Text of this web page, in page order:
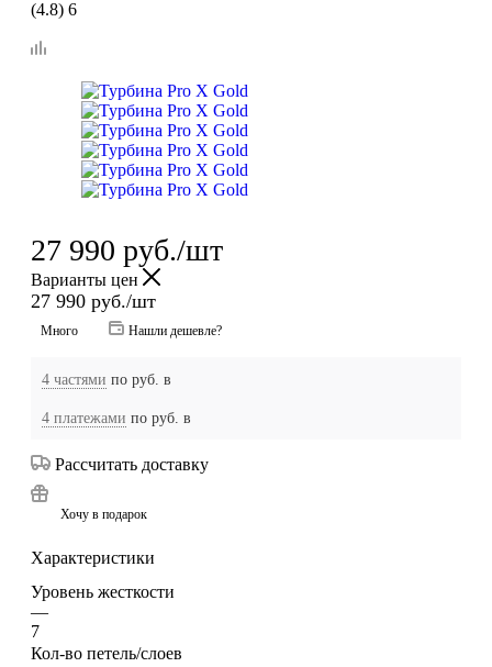
(4.8) 6
27 990 руб./шт
Варианты цен
27 990 руб./шт
Много Нашли дешевле?
4 частями по руб. в
4 платежами по руб. в
Рассчитать доставку
Хочу в подарок
Характеристики
Уровень жесткости
—
7
Кол-во петель/слоев